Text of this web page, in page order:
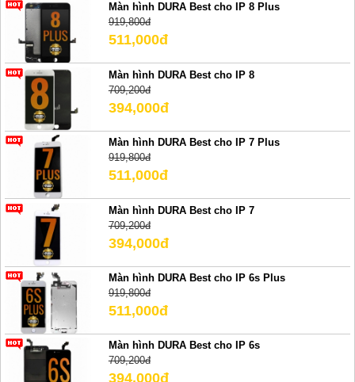
Màn hình DURA Best cho IP 8 Plus
919,800đ
511,000đ
Màn hình DURA Best cho IP 8
709,200đ
394,000đ
Màn hình DURA Best cho IP 7 Plus
919,800đ
511,000đ
Màn hình DURA Best cho IP 7
709,200đ
394,000đ
Màn hình DURA Best cho IP 6s Plus
919,800đ
511,000đ
Màn hình DURA Best cho IP 6s
709,200đ
394,000đ